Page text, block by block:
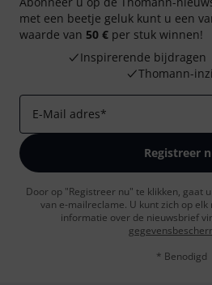
met een beetje geluk kunt u een
waarde van 50 € per stuk winnen!
Inspirerende bijdragen
Thomann-
E-Mail adres*
Registreer
Door op "Registreer nu" te klikken, gaat
van e-mailreclame. U kunt zich op
informatie over de nieuwsbrief
* Benodigd